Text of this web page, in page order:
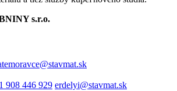
s.r.o.
908 446 929 erdelyi@stavmat.sk